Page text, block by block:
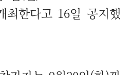
한다고 16일 공지했